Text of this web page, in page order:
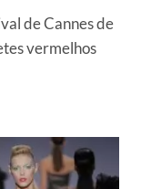
de Cannes de
vermelhos